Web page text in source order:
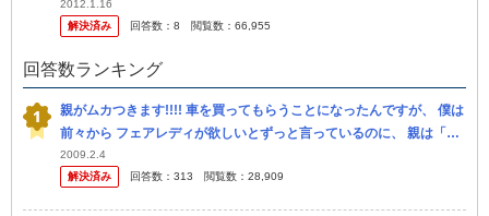
の知識が全然ないのでつっこみ所多いと思いますが大体で知りたいの
で回答願いします
2012.1.16
解決済み
回答数： 8 閲覧数： 66,955
回答数ランキング
親がムカつきます!!!! 車を買ってもらうことになったんですが、 僕は
前々から フェアレディが欲しいとずっと言っているのに、 親は「あ
まり余裕がないから」とかグダグダ言い訳ばっかりして、 軽自動...
2009.2.4
解決済み
回答数： 313 閲覧数： 28,909